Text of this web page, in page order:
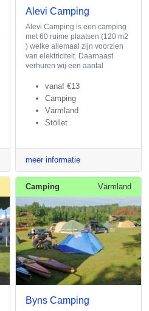
Alevi Camping
Alevi Camping is een camping
met 60 ruime plaatsen (120 m2
) welke allemaal zijn voorzien
van elektriciteit. Daarnaast
verhuren wij een aantal
vanaf €13
Camping
Värmland
Stöllet
meer informatie
Camping Värmland
Byns Camping